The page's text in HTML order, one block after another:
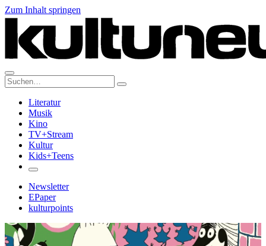
Zum Inhalt springen
Suche:
Literatur
Musik
Kino
TV+Stream
Kultur
Kids+Teens
Newsletter
EPaper
kulturpoints